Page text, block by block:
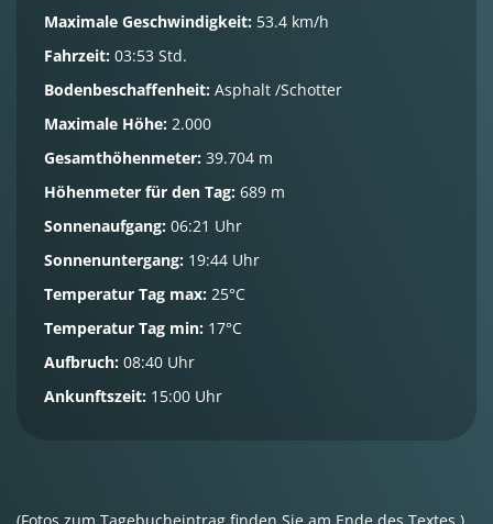
Maximale Geschwindigkeit: 53.4 km/h
Fahrzeit: 03:53 Std.
Bodenbeschaffenheit: Asphalt /Schotter
Maximale Höhe: 2.000
Gesamthöhenmeter: 39.704 m
Höhenmeter für den Tag: 689 m
Sonnenaufgang: 06:21 Uhr
Sonnenuntergang: 19:44 Uhr
Temperatur Tag max: 25°C
Temperatur Tag min: 17°C
Aufbruch: 08:40 Uhr
Ankunftszeit: 15:00 Uhr